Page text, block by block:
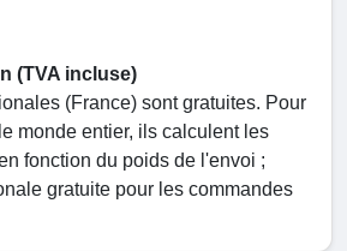
(TVA incluse)
(France) sont gratuites. Pour
monde entier, ils calculent les
fonction du poids de l'envoi ;
gratuite pour les commandes